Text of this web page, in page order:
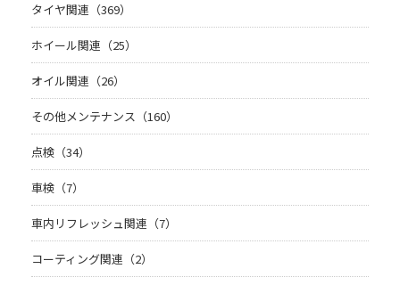
タイヤ関連（369）
ホイール関連（25）
オイル関連（26）
その他メンテナンス（160）
点検（34）
車検（7）
車内リフレッシュ関連（7）
コーティング関連（2）